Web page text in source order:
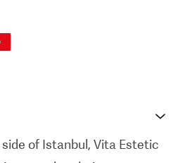
at Vita Estetic. He
works with
of Istanbul, Vita Estetic